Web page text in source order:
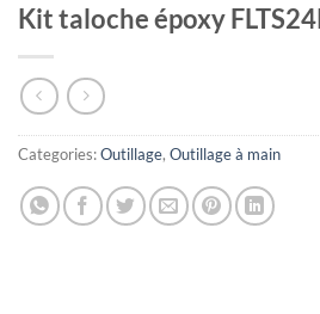
Kit taloche époxy
Categories:Outillage, Outillage à main